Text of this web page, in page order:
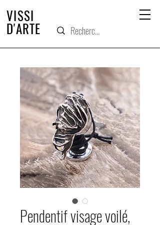
D'ARTE
VISSI
Pendentif visage voilé,